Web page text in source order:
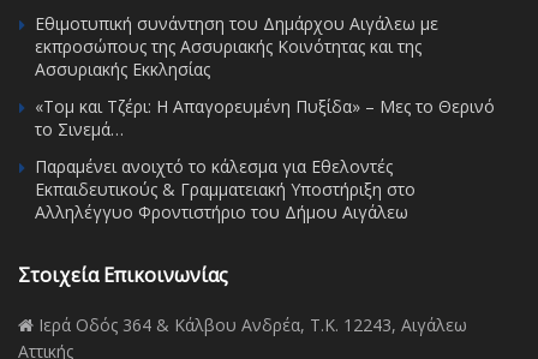
Εθιμοτυπική συνάντηση του Δημάρχου Αιγάλεω με
εκπροσώπους της Ασσυριακής Κοινότητας και της
Ασσυριακής Εκκλησίας
«Τομ και Τζέρι: Η Απαγορευμένη Πυξίδα» – Μες το Θερινό
το Σινεμά…
Παραμένει ανοιχτό το κάλεσμα για Εθελοντές
Εκπαιδευτικούς & Γραμματειακή Υποστήριξη στο
Αλληλέγγυο Φροντιστήριο του Δήμου Αιγάλεω
Στοιχεία Επικοινωνίας
Ιερά Οδός 364 & Κάλβου Ανδρέα, Τ.Κ. 12243, Αιγάλεω
Αττικής